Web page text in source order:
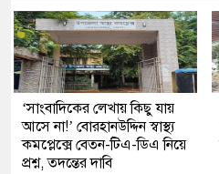
‘সাংবাদিকের লেখায় কিছু যায়
আসে না!’ বোরহানউদ্দিন স্বাস্থ্য
কমপ্লেক্সে বেতন-টিএ-ডিএ নিয়ে
প্রশ্ন, তদন্তের দাবি